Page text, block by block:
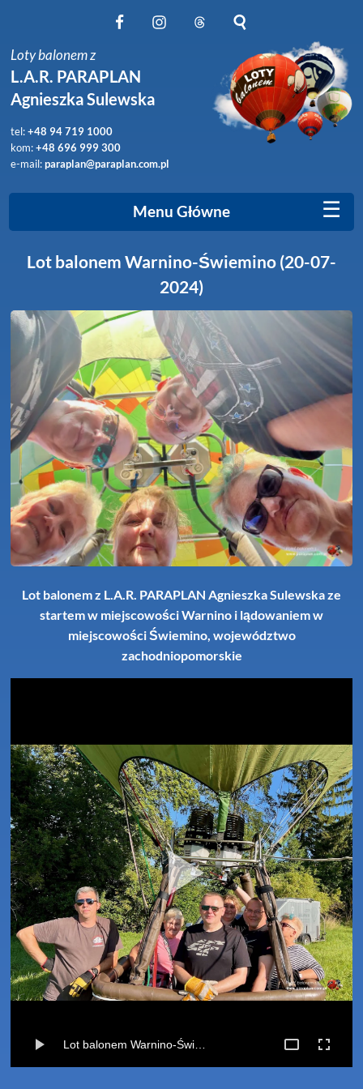
Obserwuj nas na Instagram
Obserwuj nas na Threads
Szukaj na stronie
Loty balonem z
L.A.R. PARAPLAN
Agnieszka Sulewska
tel:+48 94 719 1000
kom:+48 696 999 300
e-mail:paraplan@paraplan.com.pl
Menu Główne ☰
Lot balonem Warnino-Świemino (20-07-
2024)
Lot balonem z L.A.R. PARAPLAN Agnieszka Sulewska ze
startem w miejscowości Warnino i lądowaniem w
miejscowości Świemino, województwo
zachodniopomorskie